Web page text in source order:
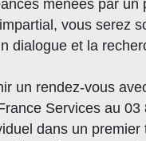
menées par un
vous serez
dialogue et la
un rendez-vous
Services au 03
dans un premier